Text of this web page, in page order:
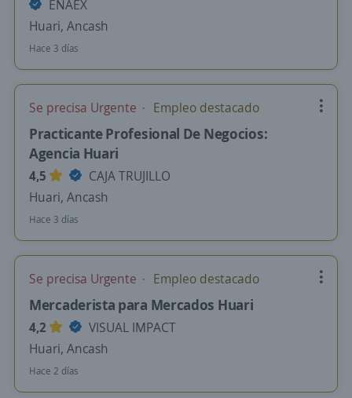
ENAEX
Huari, Ancash
Hace 3 días
Se precisa Urgente Empleo destacado
Practicante Profesional De Negocios:
Agencia Huari
4,5
CAJA TRUJILLO
Huari, Ancash
Hace 3 días
Se precisa Urgente Empleo destacado
Mercaderista para Mercados Huari
4,2
VISUAL IMPACT
Huari, Ancash
Hace 2 días